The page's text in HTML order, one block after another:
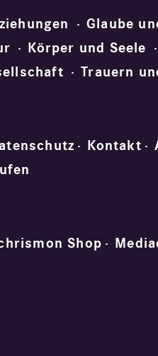
Glaube
Körper und Seele
Trauern
Kontakt
Shop